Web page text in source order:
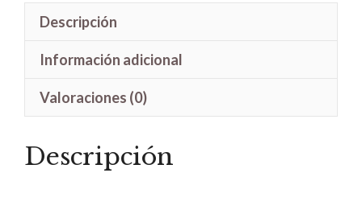
Descripción
Información adicional
Valoraciones (0)
Descripción